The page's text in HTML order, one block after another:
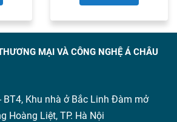
MẠI VÀ CÔNG NGHỆ Á CHÂU
BT4, Khu nhà ở Bắc Linh Đàm mở
Hoàng Liệt, TP. Hà Nội